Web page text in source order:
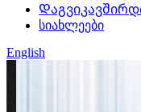
სიახლეები
English